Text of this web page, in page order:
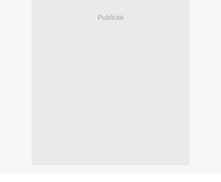
Publicité